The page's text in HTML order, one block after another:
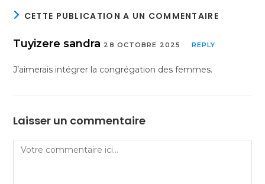
CETTE PUBLICATION A UN COMMENTAIRE
Tuyizere sandra 28 OCTOBRE 2025 REPLY
J’aimerais intégrer la congrégation des femmes.
Laisser un commentaire